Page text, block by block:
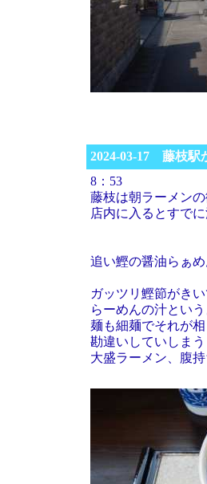
2024-03-17 藤枝
8：53
藤枝は朝ラーメン
店内に入るとすで
追い鰹の醤油らぁめ
ガッツリ鰹節がき
らーめんの汁とい
麺も細麺でそれが
勘違いしていしま
大盛ラーメン、腹